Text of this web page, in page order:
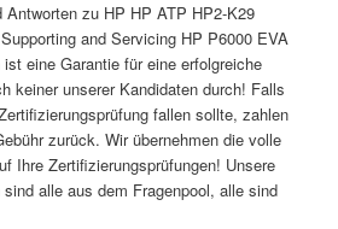
Antworten zu HP HP ATP HP2-K29
and Servicing HP P6000 EVA
eine Garantie für eine erfolgreiche
keiner unserer Kandidaten durch! Falls
fallen sollte, zahlen
zurück. Wir übernehmen die volle
Ihre Zertifizierungsprüfungen! Unsere
alle aus dem Fragenpool, alle sind